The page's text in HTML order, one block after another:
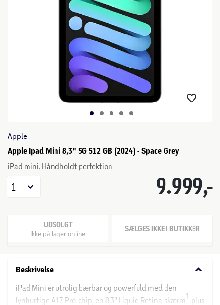
Apple
Apple Ipad Mini 8,3" 5G 512 GB (2024) - Space Grey
iPad mini. Håndholdt perfektion
9.999,-
1
UDSOLGT
Ikke på lager online SÆLGES IKKE I BUTIKKER
Beskrivelse keyboard_arrow_down
iPad Mini er utrolig bærbar og powerfuld med den
lynhurtige A17 Pro-chip, en 8,3" Liquid Retina-skærm1 plus